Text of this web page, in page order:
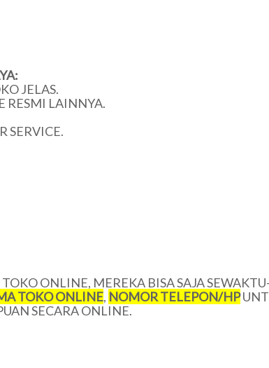
JELAS.
RESMI LAINNYA.
SERVICE.
ONLINE, MEREKA BISA SAJA
TOKO ONLINE, NOMOR TELEPON/HP
SECARA ONLINE.